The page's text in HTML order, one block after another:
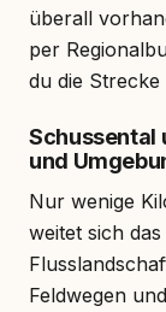
überall
per
du die
Schussental
und
Nur wenige
weitet sich das
Feldwegen